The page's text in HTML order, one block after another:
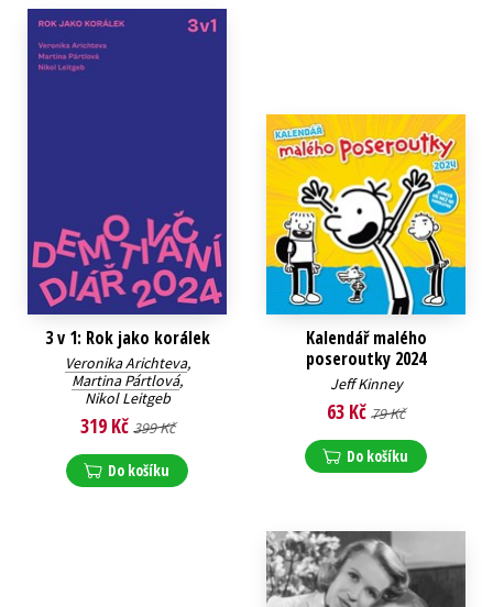
3 v 1: Rok jako korálek
Veronika Arichteva,
Martina Pártlová,
Nikol Leitgeb
319 Kč 399 Kč
Do košíku
Kalendář malého
poseroutky 2024
Jeff Kinney
63 Kč 79 Kč
Do košíku